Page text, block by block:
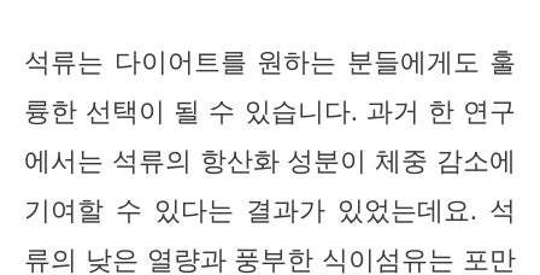
석류는 다이어트를 원하는 분들에게도 훌
륭한 선택이 될 수 있습니다. 과거 한 연구
에서는 석류의 항산화 성분이 체중 감소에
기여할 수 있다는 결과가 있었는데요. 석
류의 낮은 열량과 풍부한 식이섬유는 포만